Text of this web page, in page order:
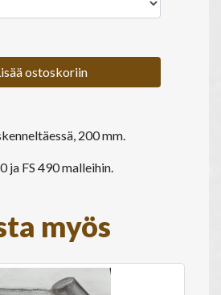
ostoskoriin
200 mm.
ja FS 490 malleihin.
myös